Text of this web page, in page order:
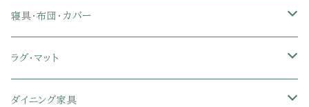
リクライニングソファ
スツール・オットマン
クッションソファ
ポケットコイル座椅子
ラック・シェルフ
スチールラック・メタルラック
衣装ケース・壁面収納・ワードローブ
ロータイプテレビ台
コーナーテレビ台
伸縮テレビ台
レンジ台
キッチンワゴン
キッチンカウンター
ローベッド
セミシングル
シングル
収納付きベッド
セミシングル
パネルベッド
寝具・布団・カバー
掛け布団
敷き布団
ラグ・マット
ラグ・カーペット
ダイニング家具